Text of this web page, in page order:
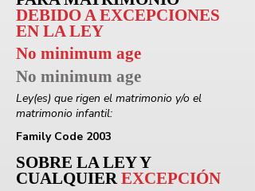
DEBIDO A EXCEPCIONES
EN LA LEY
No minimum age
No minimum age
Ley(es) que rigen el matrimonio y/o el
matrimonio infantil:
Family Code 2003
SOBRE LA LEY Y
CUALQUIEREXCEPCIÓN